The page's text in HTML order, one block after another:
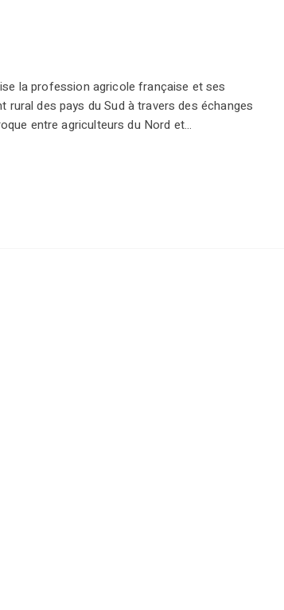
la profession agricole française et ses
des pays du Sud à travers des échanges
entre agriculteurs du Nord et…